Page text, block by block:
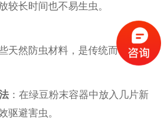
较长时间也不易生虫。
天然防虫材料，是传统而有效的
：在绿豆粉末容器中放入几片新
驱避害虫。